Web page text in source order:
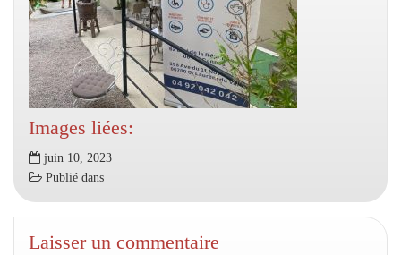
Images liées:
juin 10, 2023
Publié dans
Laisser un commentaire